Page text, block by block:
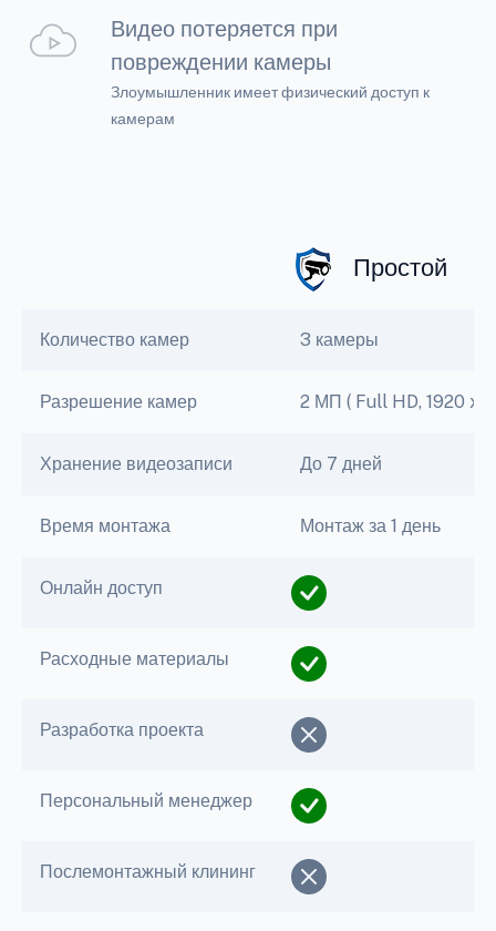
Видео потеряется при
повреждении камеры
Злоумышленник имеет физический доступ к
камерам
Простой
Количество камер 3 камеры
Разрешение камер 2 МП ( Full HD, 1920 x
Хранение видеозаписи До 7 дней
Время монтажа Монтаж за 1 день
Онлайн доступ
Расходные материалы
Разработка проекта
Персональный менеджер
Послемонтажный клининг